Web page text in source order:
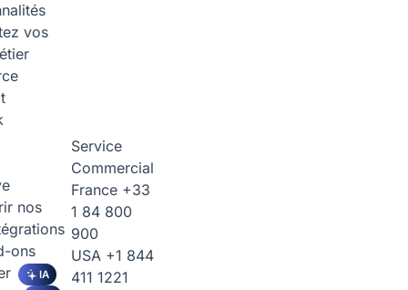
vos
nos
ons
IA
Service
Commercial
France +33
1 84 800
900
USA +1 844
411 1221